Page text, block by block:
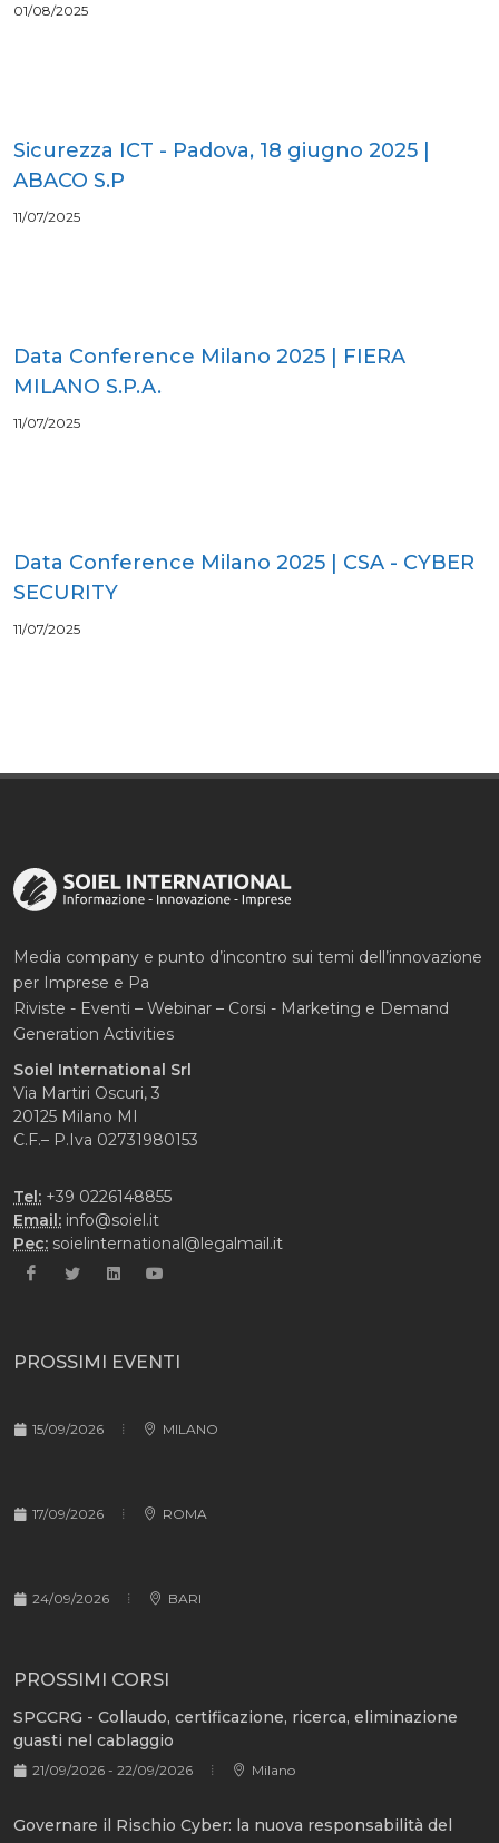
01/08/2025
Sicurezza ICT - Padova, 18 giugno 2025 |
ABACO S.P
11/07/2025
Data Conference Milano 2025 | FIERA
MILANO S.P.A.
11/07/2025
Data Conference Milano 2025 | CSA - CYBER
SECURITY
11/07/2025
Media company e punto d’incontro sui temi dell’innovazione
per Imprese e Pa
Riviste - Eventi – Webinar – Corsi - Marketing e Demand
Generation Activities
Soiel International Srl
Via Martiri Oscuri, 3
20125 Milano MI
C.F.– P.Iva 02731980153
Tel: +39 0226148855
Email: info@soiel.it
Pec: soielinternational@legalmail.it
PROSSIMI EVENTI
15/09/2026 MILANO
17/09/2026 ROMA
24/09/2026 BARI
PROSSIMI CORSI
SPCCRG - Collaudo, certificazione, ricerca, eliminazione
guasti nel cablaggio
21/09/2026 - 22/09/2026 Milano
Governare il Rischio Cyber: la nuova responsabilità del